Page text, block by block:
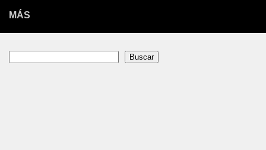
MÁS
Buscar